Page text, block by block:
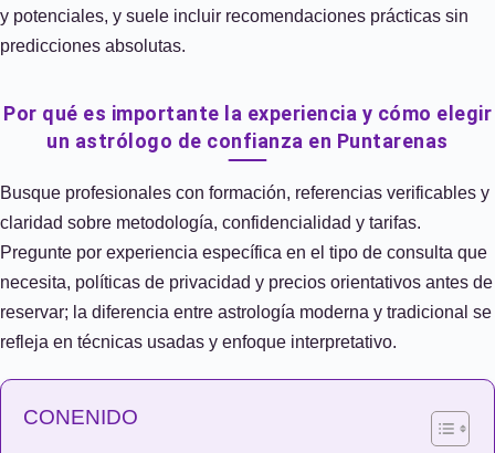
y potenciales, y suele incluir recomendaciones prácticas sin
predicciones absolutas.
Por qué es importante la experiencia y cómo elegir
un astrólogo de confianza en Puntarenas
Busque profesionales con formación, referencias verificables y
claridad sobre metodología, confidencialidad y tarifas.
Pregunte por experiencia específica en el tipo de consulta que
necesita, políticas de privacidad y precios orientativos antes de
reservar; la diferencia entre astrología moderna y tradicional se
refleja en técnicas usadas y enfoque interpretativo.
CONENIDO